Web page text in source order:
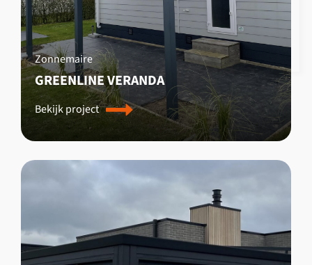
Zonnemaire
GREENLINE VERANDA
Bekijk project